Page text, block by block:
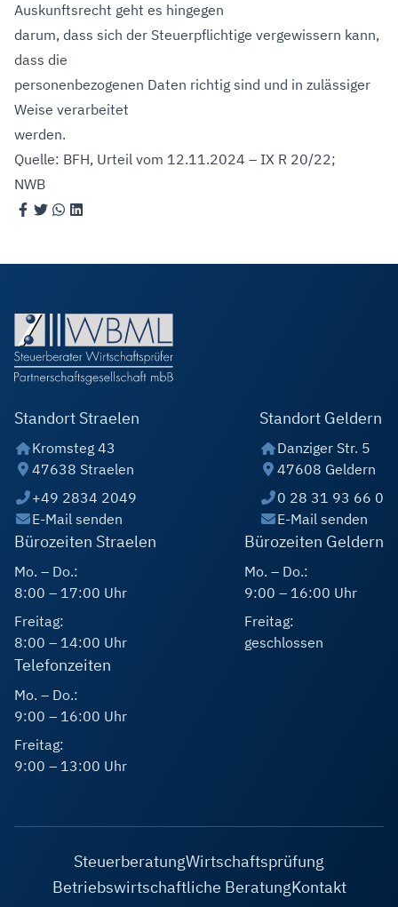
Auskunftsrecht geht es hingegen
darum, dass sich der Steuerpflichtige vergewissern kann,
dass die
personenbezogenen Daten richtig sind und in zulässiger
Weise verarbeitet
werden.
Quelle: BFH, Urteil vom 12.11.2024 – IX R 20/22;
NWB
Standort Straelen
Kromsteg 43
47638 Straelen
+49 2834 2049
E-Mail senden
Standort Geldern
Danziger Str. 5
47608 Geldern
0 28 31 93 66 0
E-Mail senden
Bürozeiten Straelen
Mo. – Do.:
8:00 – 17:00 Uhr
Freitag:
8:00 – 14:00 Uhr
Bürozeiten Geldern
Mo. – Do.:
9:00 – 16:00 Uhr
Freitag:
geschlossen
Telefonzeiten
Mo. – Do.:
9:00 – 16:00 Uhr
Freitag:
9:00 – 13:00 Uhr
SteuerberatungWirtschaftsprüfung
Betriebswirtschaftliche BeratungKontakt